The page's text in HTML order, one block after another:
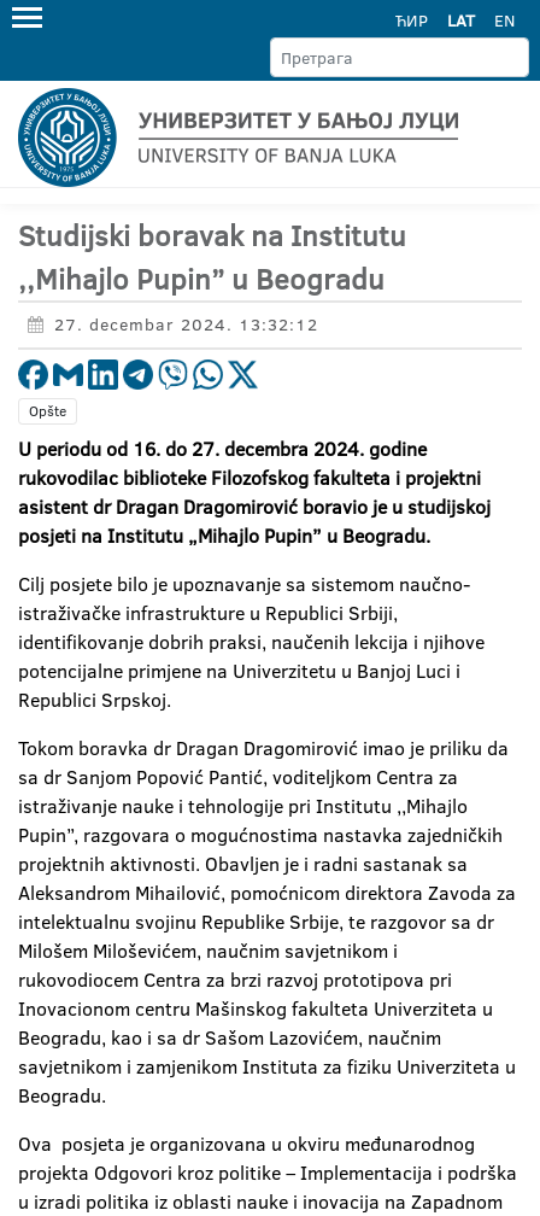
ЋИР LAT EN
Studijski boravak na Institutu
,,Mihajlo Pupin” u Beogradu
27. decembar 2024. 13:32:12
Opšte
U periodu od 16. do 27. decembra 2024. godine
rukovodilac biblioteke Filozofskog fakulteta i projektni
asistent dr Dragan Dragomirović boravio je u studijskoj
posjeti na Institutu „Mihajlo Pupin” u Beogradu.
Cilj posjete bilo je upoznavanje sa sistemom naučno-
istraživačke infrastrukture u Republici Srbiji,
identifikovanje dobrih praksi, naučenih lekcija i njihove
potencijalne primjene na Univerzitetu u Banjoj Luci i
Republici Srpskoj.
Tokom boravka dr Dragan Dragomirović imao je priliku da
sa dr Sanjom Popović Pantić, voditeljkom Centra za
istraživanje nauke i tehnologije pri Institutu ,,Mihajlo
Pupin’’, razgovara o mogućnostima nastavka zajedničkih
projektnih aktivnosti. Obavljen je i radni sastanak sa
Aleksandrom Mihailović, pomoćnicom direktora Zavoda za
intelektualnu svojinu Republike Srbije, te razgovor sa dr
Milošem Miloševićem, naučnim savjetnikom i
rukovodiocem Centra za brzi razvoj prototipova pri
Inovacionom centru Mašinskog fakulteta Univerziteta u
Beogradu, kao i sa dr Sašom Lazovićem, naučnim
savjetnikom i zamjenikom Instituta za fiziku Univerziteta u
Beogradu.
Ova posjeta je organizovana u okviru međunarodnog
projekta Odgovori kroz politike – Implementacija i podrška
u izradi politika iz oblasti nauke i inovacija na Zapadnom